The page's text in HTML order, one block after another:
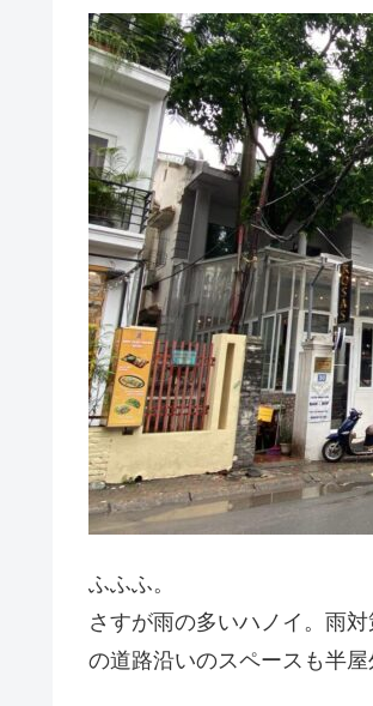
ふふふ。
さすが雨の多いハノイ。雨
の道路沿いのスペースも半